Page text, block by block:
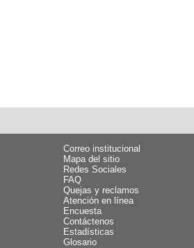
Correo institucional
Mapa del sitio
Redes Sociales
FAQ
Quejas y reclamos
Atención en línea
Encuesta
Contáctenos
Estadísticas
Glosario